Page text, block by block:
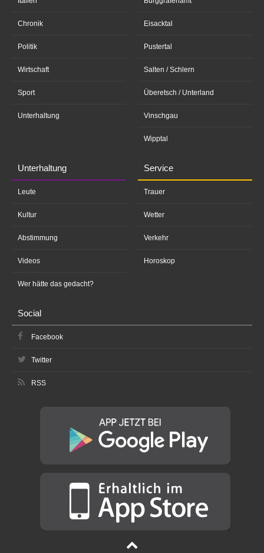
Chronik
Politik
Wirtschaft
Sport
Unterhaltung
Eisacktal
Pustertal
Salten / Schlern
Überetsch / Unterland
Vinschgau
Wipptal
Unterhaltung
Leute
Kultur
Abstimmung
Videos
Wer hätte das gedacht?
Service
Trauer
Wetter
Verkehr
Horoskop
Social
Facebook
Twitter
RSS